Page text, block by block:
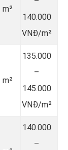
m²
140.000
VNĐ/m²
m²
135.000
–
145.000
VNĐ/m²
140.000
–